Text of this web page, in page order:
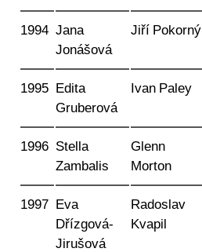
1994 Jana
Jonášová
Jiří Pokorný
1995
Edita
Gruberová
Ivan Paley
1996 Stella
Zambalis
Glenn
Morton
1997
Eva
Dřízgová-
Jirušová
Radoslav
Kvapil